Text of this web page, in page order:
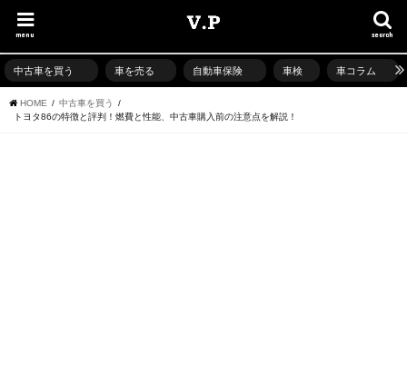
search
menu
中古車を買う 車を売る 自動車保険 車検 車コラム
HOME
中古車を買う
トヨタ86の特徴と評判！燃費と性能、中古車購入前の注意点を解説！